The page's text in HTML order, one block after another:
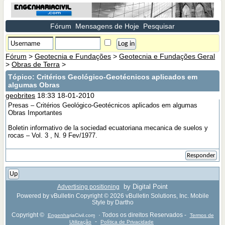
Fórum Mensagens de Hoje Pesquisar
Fórum >Geotecnia e Fundações >Geotecnia e Fundações Geral
>Obras de Terra >
Tópico:Critérios Geológico-Geotécnicos aplicados em
algumas Obras
geobrites 18:33 18-01-2010
Presas – Critérios Geológico-Geotécnicos aplicados em algumas
Obras Importantes
Boletin informativo de la sociedad ecuatoriana mecanica de suelos y
rocas – Vol. 3 , N. 9 Fev/1977.
Responder
Up
Advertising positioning by Digital Point
Powered by vBulletin Copyright © 2026 vBulletin Solutions, Inc. Mobile
Style by Dartho
Copyright ©
EngenhariaCivil.com · Todos os direitos Reservados -
Termos de
Utilização
- Política de Privacidade